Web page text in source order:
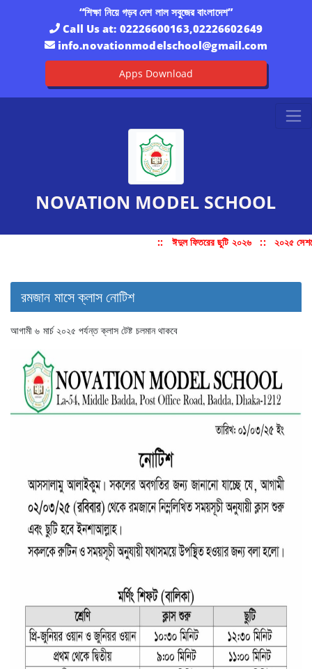
“শিক্ষা নিয়ে গড়ব দেশ লাল সবুজের বাংলাদেশ”
Call Us at: 02226600163,02226602649
info.novationmodelschool@gmail.com
Apps Download
NOVATION MODEL SCHOOL
:: ঈদুল ফিতরের ছুটি ২০২৬:: ২০২৫
রমজান মাসে ক্লাস নোটিশ
আগামী ৬ মার্চ ২০২৫ পর্যন্ত ক্লাস টেষ্ট চলমান থাকবে